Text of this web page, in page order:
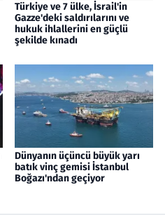
Türkiye ve 7 ülke, İsrail'in
Gazze'deki saldırılarını ve
hukuk ihlallerini en güçlü
şekilde kınadı
Dünyanın üçüncü büyük yarı
batık vinç gemisi İstanbul
Boğazı'ndan geçiyor